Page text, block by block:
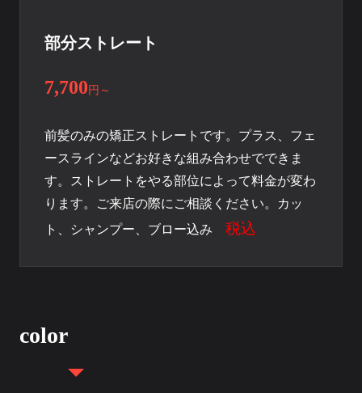
部分ストレート
7,700 円 ～
前髪のみの矯正ストレートです。プラス、フェ
ースラインなどお好きな組み合わせでできま
す。ストレートをやる部位によって料金が変わ
ります。ご来店の際にご相談ください。カッ
ト、シャンプー、ブロー込み 税込
color